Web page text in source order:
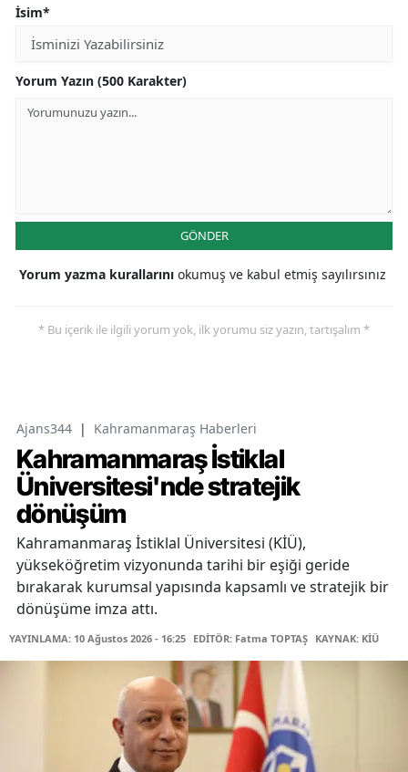
İsim*
Yorum Yazın (500 Karakter)
GÖNDER
Yorum yazma kurallarını okumuş ve kabul etmiş sayılırsınız
* Bu içerik ile ilgili yorum yok, ilk yorumu siz yazın, tartışalım *
Ajans344 | Kahramanmaraş Haberleri
Kahramanmaraş İstiklal
Üniversitesi'nde stratejik
dönüşüm
Kahramanmaraş İstiklal Üniversitesi (KİÜ),
yükseköğretim vizyonunda tarihi bir eşiği geride
bırakarak kurumsal yapısında kapsamlı ve stratejik bir
dönüşüme imza attı.
YAYINLAMA: 10 Ağustos 2026 - 16:25 EDİTÖR: Fatma TOPTAŞ KAYNAK: KİÜ